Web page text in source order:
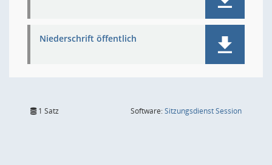
Niederschrift öffentlich
1 Satz Software:SitzungsdienstSession(Wird in